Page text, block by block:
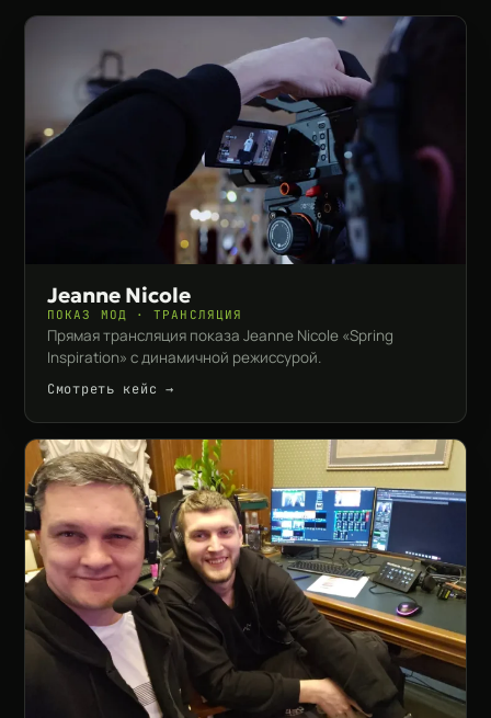
Jeanne Nicole
ПОКАЗ МОД · ТРАНСЛЯЦИЯ
Прямая трансляция показа Jeanne Nicole «Spring
Inspiration» с динамичной режиссурой.
Смотреть кейс →